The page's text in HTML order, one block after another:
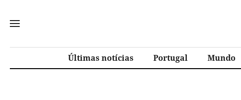
Últimas notícias Portugal Mundo